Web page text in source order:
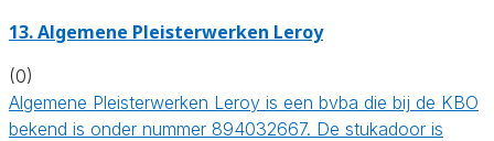
13. Algemene Pleisterwerken Leroy
(0)
Algemene Pleisterwerken Leroy is een bvba die bij de KBO
bekend is onder nummer 894032667. De stukadoor is